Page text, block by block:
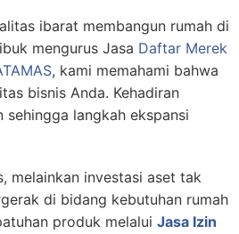
ibarat membangun rumah di
mengurus Jasa Daftar Merek
, kami memahami bahwa
bisnis Anda. Kehadiran
langkah ekspansi
melainkan investasi aset tak
di bidang kebutuhan rumah
produk melalui Jasa Izin